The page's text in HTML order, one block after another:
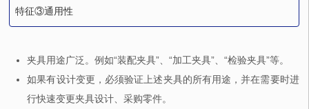
特征③通用性
夹具用途广泛。例如“装配夹具”、“加工夹具”、“检验夹具”等。
如果有设计变更，必须验证上述夹具的所有用途，并在需要时进
行快速变更夹具设计、采购零件。